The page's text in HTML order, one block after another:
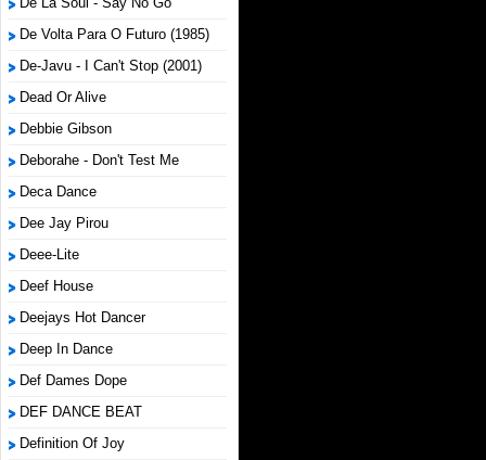
De Volta Para O Futuro (1985)
De-Javu - I Can't Stop (2001)
Dead Or Alive
Debbie Gibson
Deborahe - Don't Test Me
Deca Dance
Dee Jay Pirou
Deee-Lite
Deef House
Deejays Hot Dancer
Deep In Dance
Def Dames Dope
DEF DANCE BEAT
Definition Of Joy